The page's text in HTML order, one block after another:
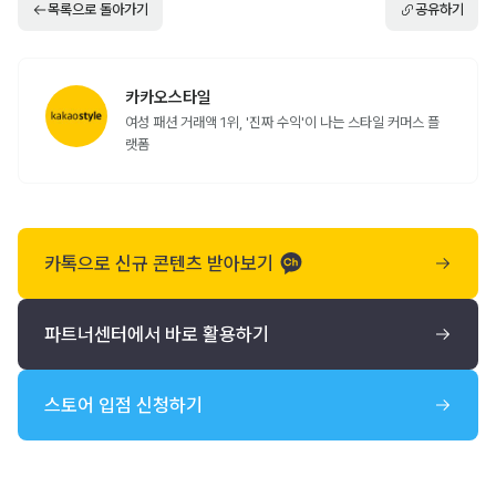
목록으로 돌아가기 공유하기
카카오스타일
여성 패션 거래액 1위, '진짜 수익'이 나는 스타일 커머스 플
랫폼
카톡으로 신규 콘텐츠 받아보기
파트너센터에서 바로 활용하기
스토어 입점 신청하기